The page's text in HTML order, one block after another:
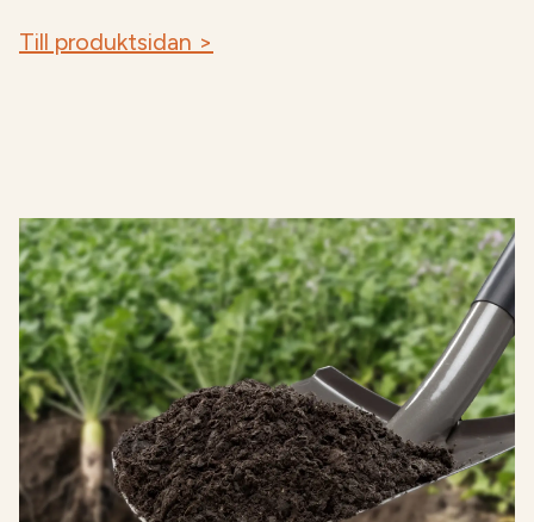
Till produktsidan >